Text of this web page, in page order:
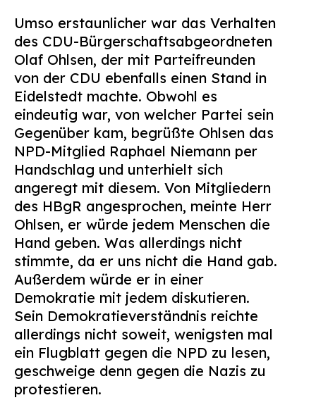
Umso erstaunlicher war das Verhalten
des CDU-Bürgerschaftsabgeordneten
Olaf Ohlsen, der mit Parteifreunden
von der CDU ebenfalls einen Stand in
Eidelstedt machte. Obwohl es
eindeutig war, von welcher Partei sein
Gegenüber kam, begrüßte Ohlsen das
NPD-Mitglied Raphael Niemann per
Handschlag und unterhielt sich
angeregt mit diesem. Von Mitgliedern
des HBgR angesprochen, meinte Herr
Ohlsen, er würde jedem Menschen die
Hand geben. Was allerdings nicht
stimmte, da er uns nicht die Hand gab.
Außerdem würde er in einer
Demokratie mit jedem diskutieren.
Sein Demokratieverständnis reichte
allerdings nicht soweit, wenigsten mal
ein Flugblatt gegen die NPD zu lesen,
geschweige denn gegen die Nazis zu
protestieren.